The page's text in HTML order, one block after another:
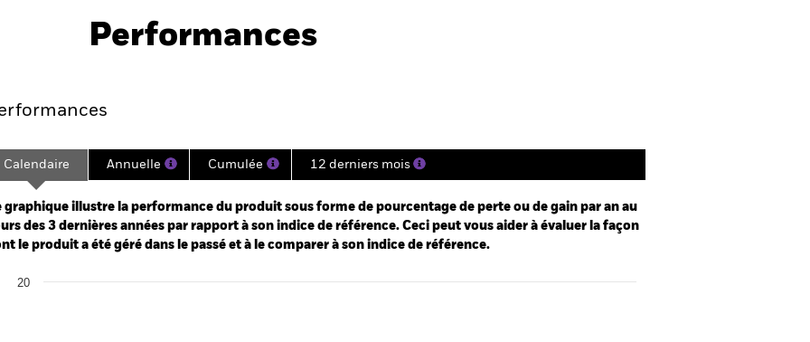
Performances
2022-10-31 00:00:00 to 2026-06-30 00:00:00.
0 to 60.
Calendaire Annuelle Cumulée 12 derniers mois
graphique illustre la performance du produit sous forme de pourcentage de perte ou de gain par an au
des 3 dernières années par rapport à son indice de référence. Ceci peut vous aider à évaluer la façon
le produit a été géré dans le passé et à le comparer à son indice de référence.
chart with 3 data series.
20